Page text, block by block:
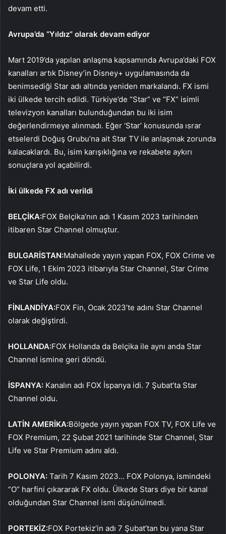
devam etti.
Avrupa’da “Yıldız” olarak devam ediyor
Mart 2019’da yapılan anlaşma kapsamında Avrupa’daki FOX
kanalları artık Disney’in Disney+ uygulamasında da
benimsediği Star adı altında yeniden markalandı. FX ismi
iki ülkede tercih edildi. Türkiye’de “Star” ve “FX” isimli
televizyon kanalları bulunduğundan bu iki isim
değerlendirmeye alınmadı. Eğer ‘Star’ konusunda ısrar
etselerdi Doğuş Grubu’na ait Star TV ile anlaşmak zorunda
kalacaklardı. Bu, isim karışıklığına ve rekabete aykırı
sonuçlara yol açabilirdi.
İki ülkede FX adı verildi
BELÇİKA:FOX Belçika’nın adı 1 Kasım 2023 tarihinden
itibaren Star Channel olmuştur.
BULGARİSTAN:Mahallede yayın yapan FOX, FOX Crime ve
FOX Life, 1 Ekim 2023 itibarıyla Star Channel, Star Crime
ve Star Life oldu.
FİNLANDİYA:FOX Fin, Ocak 2023’te adını Star Channel
olarak değiştirdi.
HOLLANDA:FOX Hollanda da Belçika ile aynı anda Star
Channel ismine geri döndü.
İSPANYA: Kanalın adı FOX İspanya idi. 7 Şubat’ta Star
Channel oldu.
LATİN AMERİKA:Bölgede yayın yapan FOX TV, FOX Life ve
FOX Premium, 22 Şubat 2021 tarihinde Star Channel, Star
Life ve Star Premium adını aldı.
POLONYA: Tarih 7 Kasım 2023… FOX Polonya, ismindeki
“O” harfini çıkararak FX oldu. Ülkede Stars diye bir kanal
olduğundan Star Channel ismi düşünülmedi.
PORTEKİZ:FOX Portekiz’in adı 7 Şubat’tan bu yana Star